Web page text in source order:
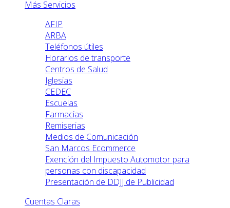
Más Servicios
AFIP
ARBA
Teléfonos útiles
Horarios de transporte
Centros de Salud
Iglesias
CEDEC
Escuelas
Farmacias
Remiserias
Medios de Comunicación
San Marcos Ecommerce
Exención del Impuesto Automotor para
personas con discapacidad
Presentación de DDJJ de Publicidad
Cuentas Claras